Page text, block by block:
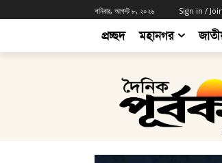
শনিবার, আগস্ট ৮, ২০২৬ Sign in / Join
প্রচ্ছদ মহানগর